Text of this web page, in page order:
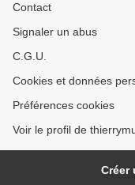
Contact
Signaler un abus
C.G.U.
Cookies et données
Préférences cookies
Voir le profil de
Créer